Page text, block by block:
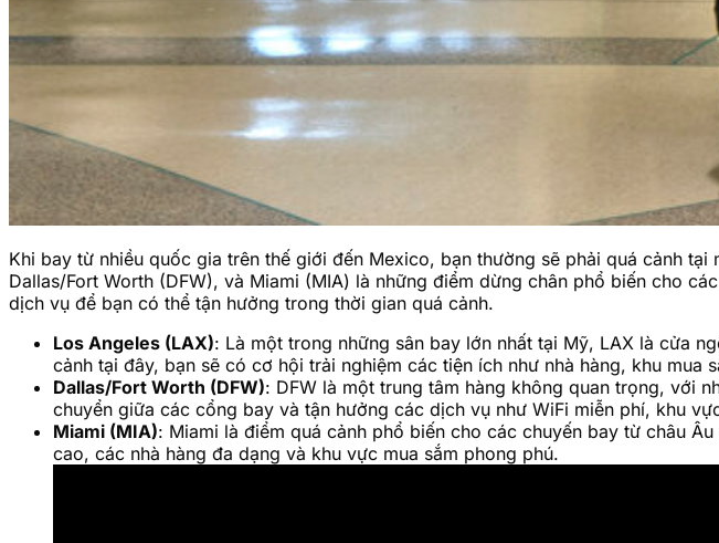
Khi bay từ nhiều quốc gia trên thế giới đến Mexico, bạn thường sẽ phải quá cảnh
Dallas/Fort Worth (DFW), và Miami (MIA) là những điểm dừng chân phổ biến cho
dịch vụ để bạn có thể tận hưởng trong thời gian quá cảnh.
Los Angeles (LAX): Là một trong những sân bay lớn nhất tại Mỹ, LAX là cửa
cảnh tại đây, bạn sẽ có cơ hội trải nghiệm các tiện ích như nhà hàng, khu mua
Dallas/Fort Worth (DFW): DFW là một trung tâm hàng không quan trọng, với
chuyển giữa các cổng bay và tận hưởng các dịch vụ như WiFi miễn phí, khu
Miami (MIA): Miami là điểm quá cảnh phổ biến cho các chuyến bay từ châu
cao, các nhà hàng đa dạng và khu vực mua sắm phong phú.